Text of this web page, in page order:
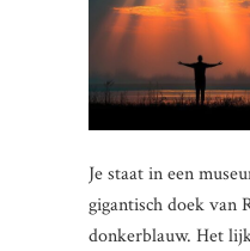
Je staat in een
gigantisch doek van
donkerblauw. Het